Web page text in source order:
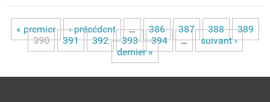
Pages
« premier ‹ précédent … 386 387 388
389
390
391 392 393 394 …
suivant ›
dernier »